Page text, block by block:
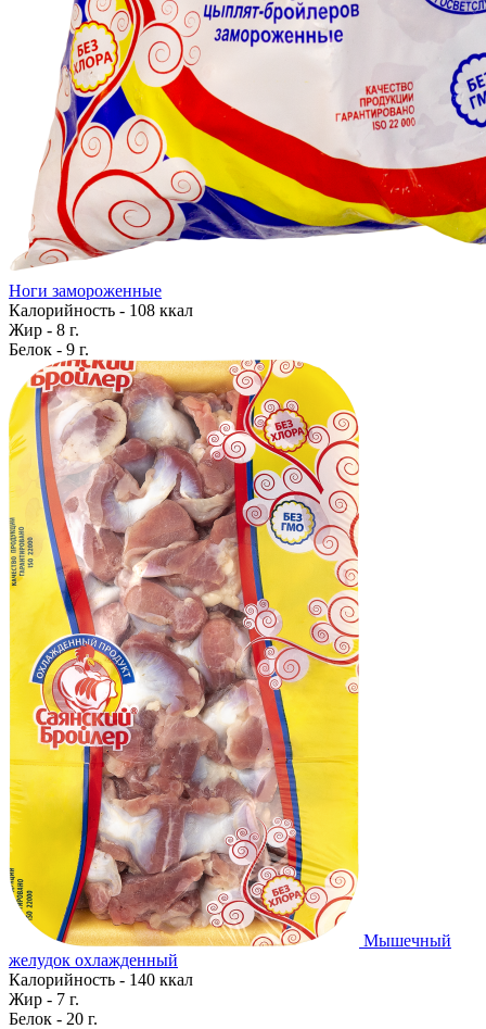
Ноги замороженные
Калорийность - 108 ккал
Жир - 8 г.
Белок - 9 г.
Мышечный
желудок охлажденный
Калорийность - 140 ккал
Жир - 7 г.
Белок - 20 г.